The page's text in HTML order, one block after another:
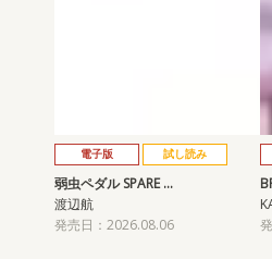
電子版 試し読み
弱虫ペダル SPARE …
渡辺航
発売日：2026.08.06